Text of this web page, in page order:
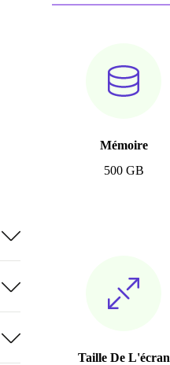
Mémoire
500 GB
Taille De L'écran